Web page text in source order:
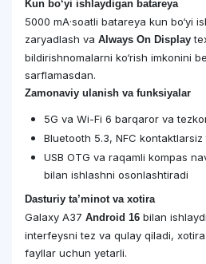
Kun bo‘yi ishlaydigan batareya
5000 mA·soatli batareya kun bo‘yi
zaryadlash va Always On Display
bildirishnomalarni ko‘rish imkonini
sarflamasdan.
Zamonaviy ulanish va funksiyalar
5G va Wi-Fi 6 barqaror va
Bluetooth 5.3, NFC kontaktlarsiz
USB OTG va raqamli kompas
bilan ishlashni osonlashtiradi
Dasturiy ta’minot va xotira
Galaxy A37 Android 16 bilan
interfeysni tez va qulay qiladi,
fayllar uchun yetarli.